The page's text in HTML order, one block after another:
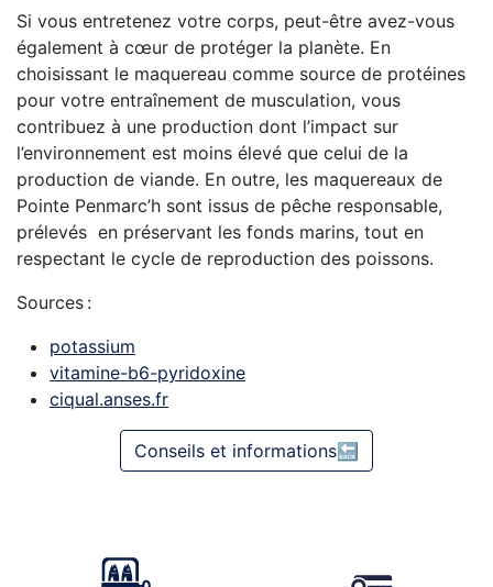
Si vous entretenez votre corps, peut-être avez-vous
également à cœur de protéger la planète. En
choisissant le maquereau comme source de protéines
pour votre entraînement de musculation, vous
contribuez à une production dont l’impact sur
l’environnement est moins élevé que celui de la
production de viande. En outre, les maquereaux de
Pointe Penmarc’h sont issus de pêche responsable,
prélevés en préservant les fonds marins, tout en
respectant le cycle de reproduction des poissons.
Sources :
potassium
vitamine-b6-pyridoxine
ciqual.anses.fr
Conseils et informations🔙